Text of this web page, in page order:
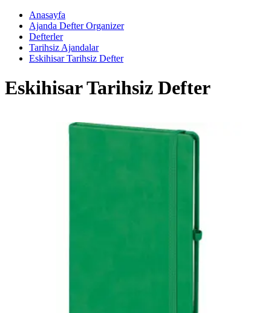
Anasayfa
Ajanda Defter Organizer
Defterler
Tarihsiz Ajandalar
Eskihisar Tarihsiz Defter
Eskihisar Tarihsiz Defter